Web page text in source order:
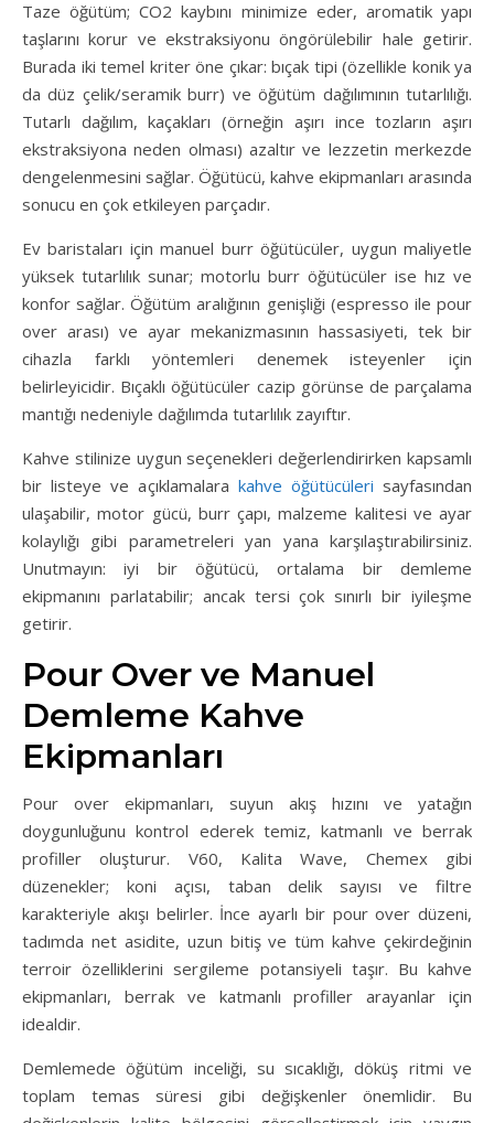
Taze öğütüm; CO2 kaybını minimize eder, aromatik yapı
taşlarını korur ve ekstraksiyonu öngörülebilir hale getirir.
Burada iki temel kriter öne çıkar: bıçak tipi (özellikle konik ya
da düz çelik/seramik burr) ve öğütüm dağılımının tutarlılığı.
Tutarlı dağılım, kaçakları (örneğin aşırı ince tozların aşırı
ekstraksiyona neden olması) azaltır ve lezzetin merkezde
dengelenmesini sağlar. Öğütücü, kahve ekipmanları arasında
sonucu en çok etkileyen parçadır.
Ev baristaları için manuel burr öğütücüler, uygun maliyetle
yüksek tutarlılık sunar; motorlu burr öğütücüler ise hız ve
konfor sağlar. Öğütüm aralığının genişliği (espresso ile pour
over arası) ve ayar mekanizmasının hassasiyeti, tek bir
cihazla farklı yöntemleri denemek isteyenler için
belirleyicidir. Bıçaklı öğütücüler cazip görünse de parçalama
mantığı nedeniyle dağılımda tutarlılık zayıftır.
Kahve stilinize uygun seçenekleri değerlendirirken kapsamlı
bir listeye ve açıklamalara kahve öğütücüleri sayfasından
ulaşabilir, motor gücü, burr çapı, malzeme kalitesi ve ayar
kolaylığı gibi parametreleri yan yana karşılaştırabilirsiniz.
Unutmayın: iyi bir öğütücü, ortalama bir demleme
ekipmanını parlatabilir; ancak tersi çok sınırlı bir iyileşme
getirir.
Pour Over ve Manuel
Demleme Kahve
Ekipmanları
Pour over ekipmanları, suyun akış hızını ve yatağın
doygunluğunu kontrol ederek temiz, katmanlı ve berrak
profiller oluşturur. V60, Kalita Wave, Chemex gibi
düzenekler; koni açısı, taban delik sayısı ve filtre
karakteriyle akışı belirler. İnce ayarlı bir pour over düzeni,
tadımda net asidite, uzun bitiş ve tüm kahve çekirdeğinin
terroir özelliklerini sergileme potansiyeli taşır. Bu kahve
ekipmanları, berrak ve katmanlı profiller arayanlar için
idealdir.
Demlemede öğütüm inceliği, su sıcaklığı, döküş ritmi ve
toplam temas süresi gibi değişkenler önemlidir. Bu